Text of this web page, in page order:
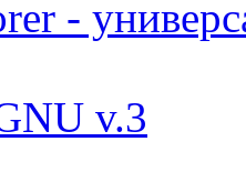
-
v.3